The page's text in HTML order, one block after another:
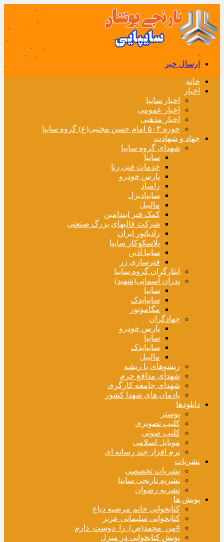
ارسال خبر
خانه
اخبار
اخبار سایپا
اخبار عمومی
اخبار مذهبی
حوزه ۵۰۳ امام حسن مجتبی(ع) گروه سایپا
جهاد و شهادت
شهدای گروه سایپا
سایپا
خدمات فنی رنا
پارس خودرو
زامیاد
سایپادیزل
مالیبل
کمک فنر ایندامین
شرکت قالبهای بزرگ صنعتی
رادیاتور ایران
پلاسکوکار سایپا
سایپا آذین
فنرسازی زر
ایثارگران گروه سایپا
پدران آسمانی(شهید)
سایپا
سایپایدک
مگاموتور
جهادگران
پارس خودرو
سایپا
سایپایدک
مالیبل
ریشوهای با ریشه
شهدای مدافع حرم
شهدای جامعه کارگری
یادمان های شهدا کشور
دانلودها
پوستر
کلیپ تصویری
کلیپ صوتی
موبایل اسلامی
نرم افزار چند رسانه ای
نشریات
نشریات تخصصی
نشریه نارنجی سایپا
نشریه رضوان
پویش ها
کتابخوانی خانم مرضیه دباغ
کتابخوانی سلیمانی عزیز
#من_محمد(ص)_را_دوست_دارم
پویش کتابخوانی در منزل